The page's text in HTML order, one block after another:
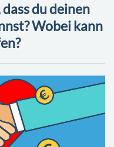
du deinen
Wobei kann